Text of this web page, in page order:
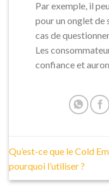
Par exemple, il
pour un onglet de
cas de
Les
confiance et
Qu’est-ce que le Cold
pourquoi l’utiliser ?